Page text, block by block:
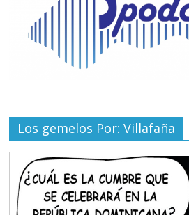
Los gemelos Por: Villafaña